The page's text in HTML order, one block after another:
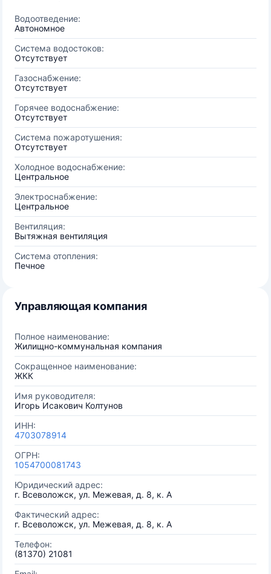
Водоотведение:
Автономное
Система водостоков:
Отсутствует
Газоснабжение:
Отсутствует
Горячее водоснабжение:
Отсутствует
Система пожаротушения:
Отсутствует
Холодное водоснабжение:
Центральное
Электроснабжение:
Центральное
Вентиляция:
Вытяжная вентиляция
Система отопления:
Печное
Управляющая компания
Полное наименование:
Жилищно-коммунальная компания
Сокращенное наименование:
ЖКК
Имя руководителя:
Игорь Исакович Колтунов
ИНН:
4703078914
ОГРН:
1054700081743
Юридический адрес:
г. Всеволожск, ул. Межевая, д. 8, к. А
Фактический адрес:
г. Всеволожск, ул. Межевая, д. 8, к. А
Телефон:
(81370) 21081